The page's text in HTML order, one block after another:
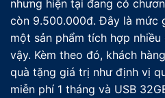
nhưng hiện tại đang có
còn 9.500.000đ. Đây là mức
một sản phẩm tích hợp
vậy. Kèm theo đó, khách
quà tặng giá trị như định vị
miễn phí 1 tháng và USB